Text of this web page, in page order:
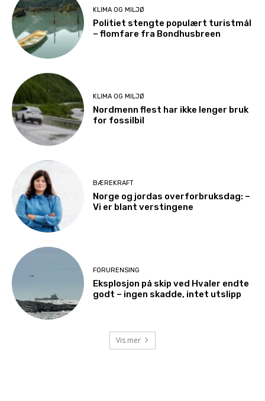
KLIMA OG MILJØ
Politiet stengte populært turistmål
– flomfare fra Bondhusbreen
KLIMA OG MILJØ
Nordmenn flest har ikke lenger bruk
for fossilbil
BÆREKRAFT
Norge og jordas overforbruksdag: –
Vi er blant verstingene
FORURENSING
Eksplosjon på skip ved Hvaler endte
godt – ingen skadde, intet utslipp
Vis mer